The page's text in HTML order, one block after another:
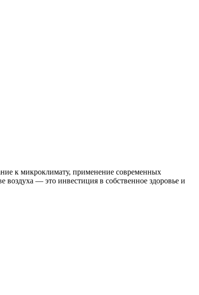
к микроклимату, применение современных
воздуха — это инвестиция в собственное здоровье и